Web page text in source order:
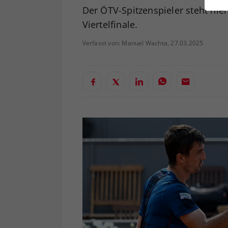
Der ÖTV-Spitzenspieler steht
Viertelfinale.
Verfasst von: Manuel Wachta, 27.03.2025